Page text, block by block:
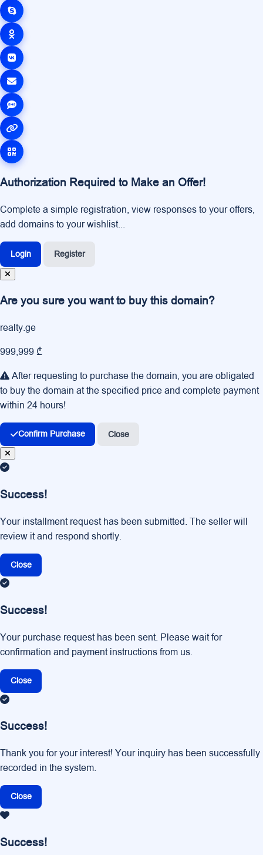
Authorization Required to Make an Offer!
Complete a simple registration, view responses to your offers,
add domains to your wishlist...
Login Register
Are you sure you want to buy this domain?
realty.ge
999,999 ₾
After requesting to purchase the domain, you are obligated
to buy the domain at the specified price and complete payment
within 24 hours!
Confirm Purchase Close
Success!
Your installment request has been submitted. The seller will
review it and respond shortly.
Close
Success!
Your purchase request has been sent. Please wait for
confirmation and payment instructions from us.
Close
Success!
Thank you for your interest! Your inquiry has been successfully
recorded in the system.
Close
Success!